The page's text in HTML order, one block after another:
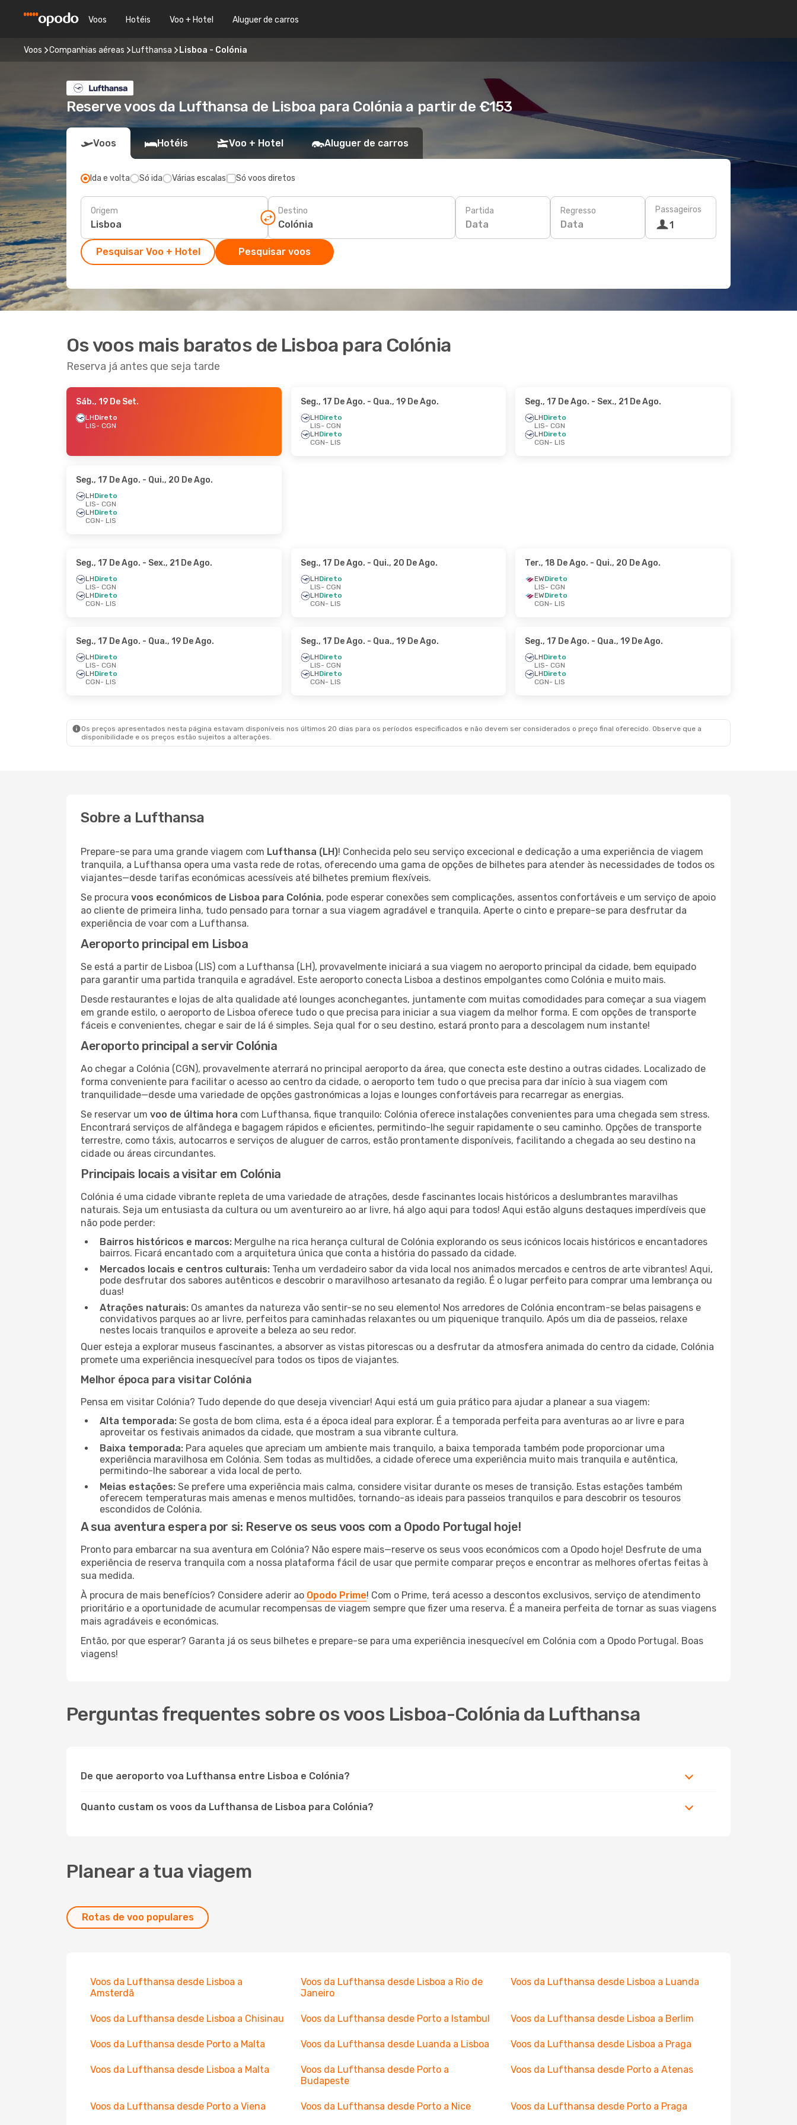
Voos Hotéis Voo + Hotel Aluguer de carros
Voos Companhias aéreas Lufthansa Lisboa - Colónia
Reserve voos da Lufthansa de Lisboa para Colónia a partir de €153
Voos Hotéis Voo + Hotel Aluguer de carros
Ida e volta Só ida Várias escalas Só voos diretos
Origem Destino Partida
Data
Regresso
Data
Passageiros
1
Pesquisar Voo + Hotel Pesquisar voos
Os voos mais baratos de Lisboa para Colónia
Reserva já antes que seja tarde
Sáb., 19 De Set.
LHDireto
LIS- CGN
Seg., 17 De Ago. - Qua., 19 De Ago.
LHDireto
LIS- CGN
LHDireto
CGN- LIS
Seg., 17 De Ago. - Sex., 21 De Ago.
LHDireto
LIS- CGN
LHDireto
CGN- LIS
Seg., 17 De Ago. - Qui., 20 De Ago.
LHDireto
LIS- CGN
LHDireto
CGN- LIS
Seg., 17 De Ago. - Sex., 21 De Ago.
LHDireto
LIS- CGN
LHDireto
CGN- LIS
Seg., 17 De Ago. - Qui., 20 De Ago.
LHDireto
LIS- CGN
LHDireto
CGN- LIS
Ter., 18 De Ago. - Qui., 20 De Ago.
EWDireto
LIS- CGN
EWDireto
CGN- LIS
Seg., 17 De Ago. - Qua., 19 De Ago.
LHDireto
LIS- CGN
LHDireto
CGN- LIS
Seg., 17 De Ago. - Qua., 19 De Ago.
LHDireto
LIS- CGN
LHDireto
CGN- LIS
Seg., 17 De Ago. - Qua., 19 De Ago.
LHDireto
LIS- CGN
LHDireto
CGN- LIS
Os preços apresentados nesta página estavam disponíveis nos últimos 20 dias para os períodos especificados e não devem ser considerados o preço final oferecido. Observe que a
disponibilidade e os preços estão sujeitos a alterações.
Sobre a Lufthansa
Prepare-se para uma grande viagem com Lufthansa (LH)! Conhecida pelo seu serviço excecional e dedicação a uma experiência de viagem
tranquila, a Lufthansa opera uma vasta rede de rotas, oferecendo uma gama de opções de bilhetes para atender às necessidades de todos os
viajantes—desde tarifas económicas acessíveis até bilhetes premium flexíveis.
Se procura voos económicos de Lisboa para Colónia, pode esperar conexões sem complicações, assentos confortáveis e um serviço de apoio
ao cliente de primeira linha, tudo pensado para tornar a sua viagem agradável e tranquila. Aperte o cinto e prepare-se para desfrutar da
experiência de voar com a Lufthansa.
Aeroporto principal em Lisboa
Se está a partir de Lisboa (LIS) com a Lufthansa (LH), provavelmente iniciará a sua viagem no aeroporto principal da cidade, bem equipado
para garantir uma partida tranquila e agradável. Este aeroporto conecta Lisboa a destinos empolgantes como Colónia e muito mais.
Desde restaurantes e lojas de alta qualidade até lounges aconchegantes, juntamente com muitas comodidades para começar a sua viagem
em grande estilo, o aeroporto de Lisboa oferece tudo o que precisa para iniciar a sua viagem da melhor forma. E com opções de transporte
fáceis e convenientes, chegar e sair de lá é simples. Seja qual for o seu destino, estará pronto para a descolagem num instante!
Aeroporto principal a servir Colónia
Ao chegar a Colónia (CGN), provavelmente aterrará no principal aeroporto da área, que conecta este destino a outras cidades. Localizado de
forma conveniente para facilitar o acesso ao centro da cidade, o aeroporto tem tudo o que precisa para dar início à sua viagem com
tranquilidade—desde uma variedade de opções gastronómicas a lojas e lounges confortáveis para recarregar as energias.
Se reservar um voo de última hora com Lufthansa, fique tranquilo: Colónia oferece instalações convenientes para uma chegada sem stress.
Encontrará serviços de alfândega e bagagem rápidos e eficientes, permitindo-lhe seguir rapidamente o seu caminho. Opções de transporte
terrestre, como táxis, autocarros e serviços de aluguer de carros, estão prontamente disponíveis, facilitando a chegada ao seu destino na
cidade ou áreas circundantes.
Principais locais a visitar em Colónia
Colónia é uma cidade vibrante repleta de uma variedade de atrações, desde fascinantes locais históricos a deslumbrantes maravilhas
naturais. Seja um entusiasta da cultura ou um aventureiro ao ar livre, há algo aqui para todos! Aqui estão alguns destaques imperdíveis que
não pode perder:
Bairros históricos e marcos: Mergulhe na rica herança cultural de Colónia explorando os seus icónicos locais históricos e encantadores
bairros. Ficará encantado com a arquitetura única que conta a história do passado da cidade.
Mercados locais e centros culturais: Tenha um verdadeiro sabor da vida local nos animados mercados e centros de arte vibrantes! Aqui,
pode desfrutar dos sabores autênticos e descobrir o maravilhoso artesanato da região. É o lugar perfeito para comprar uma lembrança ou
duas!
Atrações naturais: Os amantes da natureza vão sentir-se no seu elemento! Nos arredores de Colónia encontram-se belas paisagens e
convidativos parques ao ar livre, perfeitos para caminhadas relaxantes ou um piquenique tranquilo. Após um dia de passeios, relaxe
nestes locais tranquilos e aproveite a beleza ao seu redor.
Quer esteja a explorar museus fascinantes, a absorver as vistas pitorescas ou a desfrutar da atmosfera animada do centro da cidade, Colónia
promete uma experiência inesquecível para todos os tipos de viajantes.
Melhor época para visitar Colónia
Pensa em visitar Colónia? Tudo depende do que deseja vivenciar! Aqui está um guia prático para ajudar a planear a sua viagem:
Alta temporada: Se gosta de bom clima, esta é a época ideal para explorar. É a temporada perfeita para aventuras ao ar livre e para
aproveitar os festivais animados da cidade, que mostram a sua vibrante cultura.
Baixa temporada: Para aqueles que apreciam um ambiente mais tranquilo, a baixa temporada também pode proporcionar uma
experiência maravilhosa em Colónia. Sem todas as multidões, a cidade oferece uma experiência muito mais tranquila e autêntica,
permitindo-lhe saborear a vida local de perto.
Meias estações: Se prefere uma experiência mais calma, considere visitar durante os meses de transição. Estas estações também
oferecem temperaturas mais amenas e menos multidões, tornando-as ideais para passeios tranquilos e para descobrir os tesouros
escondidos de Colónia.
A sua aventura espera por si: Reserve os seus voos com a Opodo Portugal hoje!
Pronto para embarcar na sua aventura em Colónia? Não espere mais—reserve os seus voos económicos com a Opodo hoje! Desfrute de uma
experiência de reserva tranquila com a nossa plataforma fácil de usar que permite comparar preços e encontrar as melhores ofertas feitas à
sua medida.
À procura de mais benefícios? Considere aderir ao Opodo Prime! Com o Prime, terá acesso a descontos exclusivos, serviço de atendimento
prioritário e a oportunidade de acumular recompensas de viagem sempre que fizer uma reserva. É a maneira perfeita de tornar as suas viagens
mais agradáveis e económicas.
Então, por que esperar? Garanta já os seus bilhetes e prepare-se para uma experiência inesquecível em Colónia com a Opodo Portugal. Boas
viagens!
Perguntas frequentes sobre os voos Lisboa-Colónia da Lufthansa
De que aeroporto voa Lufthansa entre Lisboa e Colónia?
Quanto custam os voos da Lufthansa de Lisboa para Colónia?
Planear a tua viagem
Rotas de voo populares
Voos da Lufthansa desde Lisboa a
Amsterdã
Voos da Lufthansa desde Lisboa a Rio de
Janeiro
Voos da Lufthansa desde Lisboa a Luanda
Voos da Lufthansa desde Lisboa a Chisinau Voos da Lufthansa desde Porto a Istambul Voos da Lufthansa desde Lisboa a Berlim
Voos da Lufthansa desde Porto a Malta Voos da Lufthansa desde Luanda a Lisboa Voos da Lufthansa desde Lisboa a Praga
Voos da Lufthansa desde Lisboa a Malta
Voos da Lufthansa desde Porto a
Budapeste
Voos da Lufthansa desde Porto a Atenas
Voos da Lufthansa desde Porto a Viena Voos da Lufthansa desde Porto a Nice Voos da Lufthansa desde Porto a Praga